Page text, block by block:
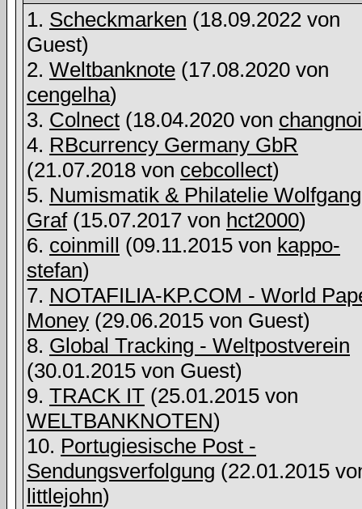
1. Scheckmarken (18.09.2022 von
Guest)
2. Weltbanknote (17.08.2020 von
cengelha)
3. Colnect (18.04.2020 von changnoi
4. RBcurrency Germany GbR
(21.07.2018 von cebcollect)
5. Numismatik & Philatelie Wolfgang
Graf(15.07.2017 von hct2000)
6. coinmill (09.11.2015 von kappo-
stefan)
7. NOTAFILIA-KP.COM - World
Money (29.06.2015 von Guest)
8. Global Tracking - Weltpostverein
(30.01.2015 von Guest)
9. TRACK IT (25.01.2015 von
WELTBANKNOTEN)
10. Portugiesische Post -
Sendungsverfolgung (22.01.2015
littlejohn)